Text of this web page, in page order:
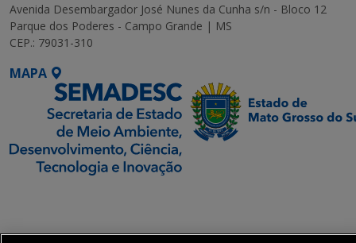
Avenida Desembargador José Nunes da Cunha s/n - Bloco 12
Parque dos Poderes - Campo Grande | MS
CEP.: 79031-310
MAPA
Transformação Digital